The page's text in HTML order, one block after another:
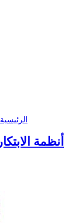
الرئيسية
أنظمة